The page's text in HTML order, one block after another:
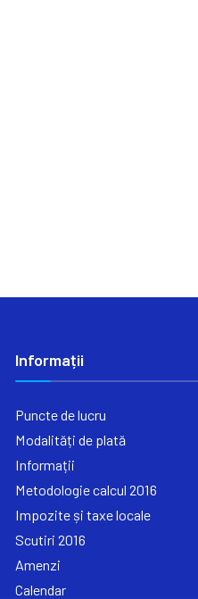
Informații
Puncte de lucru
Modalități de plată
Informații
Metodologie calcul 2016
Impozite și taxe locale
Scutiri 2016
Amenzi
Calendar